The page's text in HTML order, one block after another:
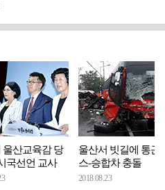
울산교육감 당
국선언 교사
울산서 빗길에 통근
스-승합차 충돌
2018.08.23